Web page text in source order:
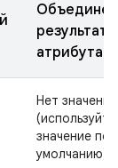
результат
атрибута
Нет значения
(используйте
значение по
умолчанию)